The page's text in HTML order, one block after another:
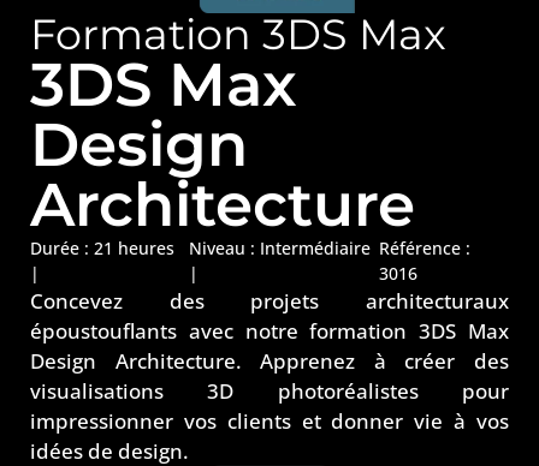
Formation 3DS Max
3DS Max
Design
Architecture
Durée : 21 heures
|
Niveau : Intermédiaire
|
Référence :
3016
Concevez des projets architecturaux
époustouflants avec notre formation 3DS Max
Design Architecture. Apprenez à créer des
visualisations 3D photoréalistes pour
impressionner vos clients et donner vie à vos
idées de design.